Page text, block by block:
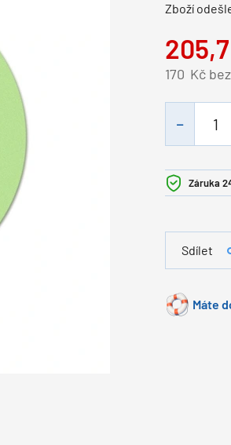
Zboží
205,7
Kč
170
Záruka
Sdílet
Máte